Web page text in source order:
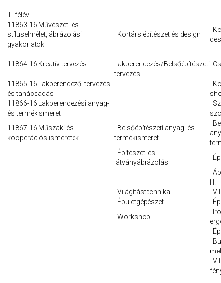
III. félév
11863-16 Művészet- és
stíluselmélet, ábrázolási
gyakorlatok
Kortárs építészet és design
11864-16 Kreatív tervezés
Lakberendezés/Belsőépítészeti
tervezés
11865-16 Lakberendezői tervezés
és tanácsadás
11866-16 Lakberendezési anyag-
és termékismeret
11867-16 Műszaki és
kooperációs ismeretek
Belsőépítészeti anyag- és
termékismeret
Építészeti és
látványábrázolás
III.
Világítástechnika
Épületgépészet
Workshop